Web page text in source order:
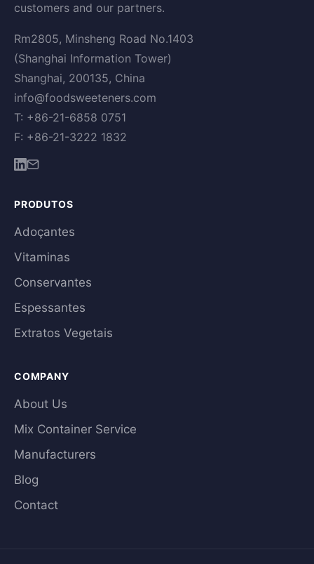
customers and our partners.
Rm2805, Minsheng Road No.1403
(Shanghai Information Tower)
Shanghai, 200135, China
info@foodsweeteners.com
T: +86-21-6858 0751
F: +86-21-3222 1832
PRODUTOS
Adoçantes
Vitaminas
Conservantes
Espessantes
Extratos Vegetais
COMPANY
About Us
Mix Container Service
Manufacturers
Blog
Contact